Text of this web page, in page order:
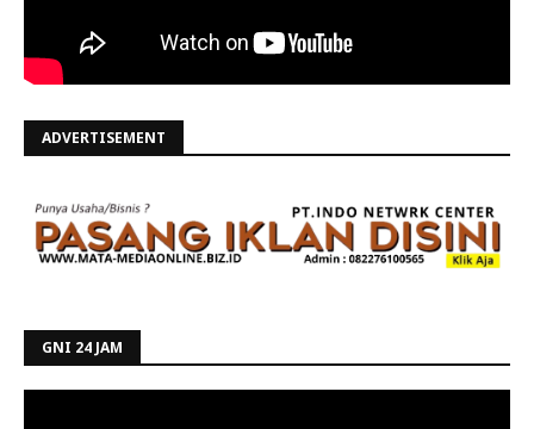
ADVERTISEMENT
GNI 24 JAM